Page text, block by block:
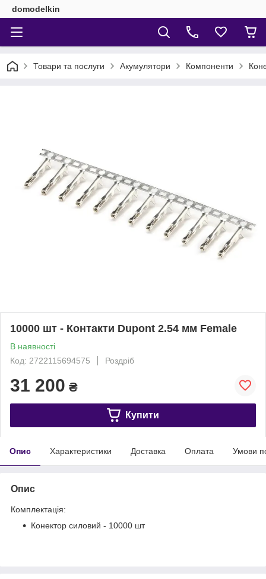
domodelkin
Товари та послуги Акумулятори Компоненти
10000 шт - Контакти Dupont 2.54 мм Female
В наявності
Код: 2722115694575
Роздріб
31 200 ₴
Купити
Опис Характеристики Доставка Оплата Умови
Опис
Комплектація:
Конектор силовий - 10000 шт